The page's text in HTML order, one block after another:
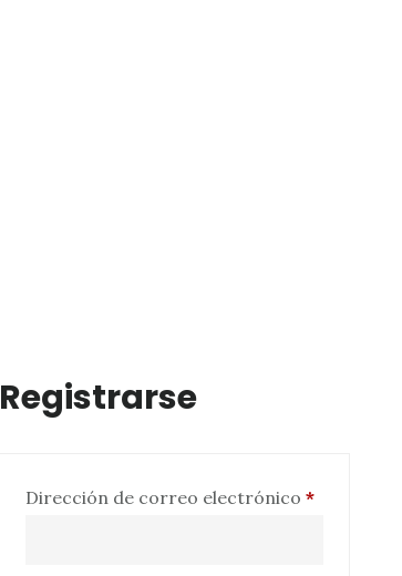
Registrarse
Dirección de correo electrónico*Obligatorio